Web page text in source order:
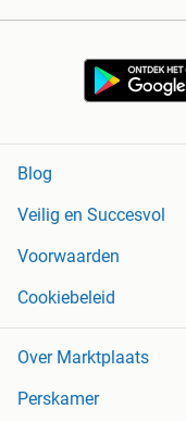
Blog
Veilig en Succesvol
Voorwaarden
Cookiebeleid
Over Marktplaats
Perskamer